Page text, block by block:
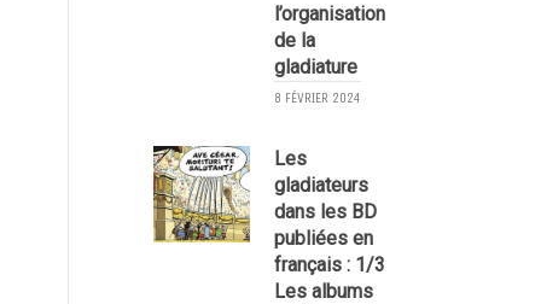
l’organisation
de la
gladiature
8 FÉVRIER 2024
Les
gladiateurs
dans les BD
publiées en
français : 1/3
Les albums